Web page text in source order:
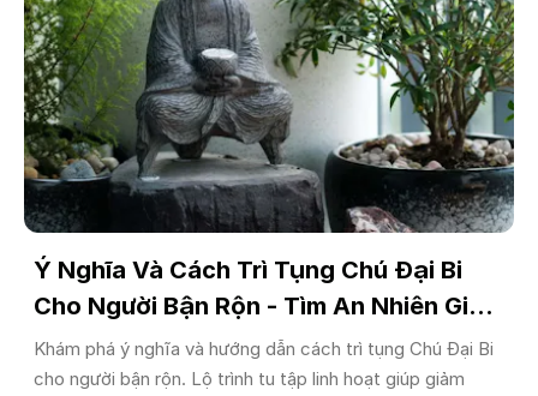
Ý Nghĩa Và Cách Trì Tụng Chú Đại Bi
Cho Người Bận Rộn - Tìm An Nhiên Giữa
Đời Thường
Khám phá ý nghĩa và hướng dẫn cách trì tụng Chú Đại Bi
cho người bận rộn. Lộ trình tu tập linh hoạt giúp giảm